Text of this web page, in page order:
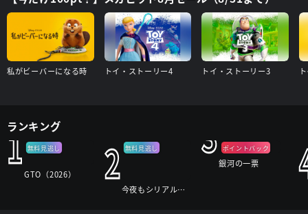
私がビーバーになる時 トイ・ストーリー4 トイ・ストーリー3
ランキング
1 無料見逃し
GTO（2026） 2 無料見逃し
今夜もシリアルキラーと待ち合わせ
3 ポイントバック
銀河の一票